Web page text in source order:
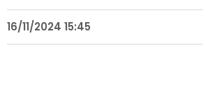
16/11/2024 15:45